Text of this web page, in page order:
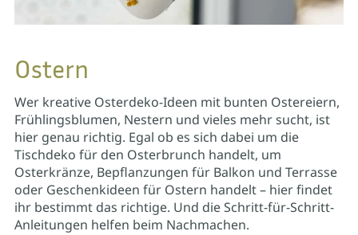
Ostern
Wer kreative Osterdeko-Ideen mit bunten Ostereiern,
Frühlingsblumen, Nestern und vieles mehr sucht, ist
hier genau richtig. Egal ob es sich dabei um die
Tischdeko für den Osterbrunch handelt, um
Osterkränze, Bepflanzungen für Balkon und Terrasse
oder Geschenkideen für Ostern handelt – hier findet
ihr bestimmt das richtige. Und die Schritt-für-Schritt-
Anleitungen helfen beim Nachmachen.